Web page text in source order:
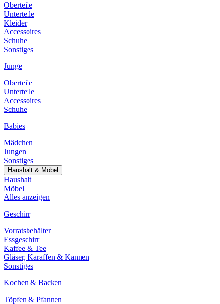
Oberteile
Unterteile
Kleider
Accessoires
Schuhe
Sonstiges
Junge
Oberteile
Unterteile
Accessoires
Schuhe
Babies
Mädchen
Jungen
Sonstiges
Haushalt & Möbel
Haushalt
Möbel
Alles anzeigen
Geschirr
Vorratsbehälter
Essgeschirr
Kaffee & Tee
Gläser, Karaffen & Kannen
Sonstiges
Kochen & Backen
Töpfen & Pfannen